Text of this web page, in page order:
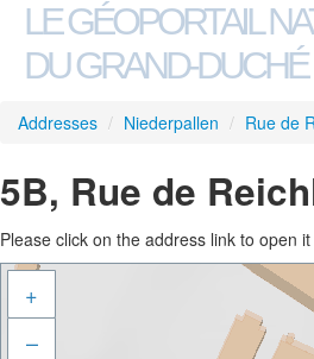
LE GÉOPORTAIL
DU GRAND-
Addresses / Niederpallen / Rue de
5B, Rue de
Please click on the address link to open
+
–